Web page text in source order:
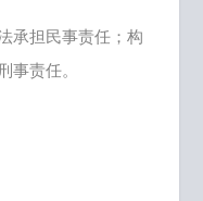
承担民事责任；构
事责任。